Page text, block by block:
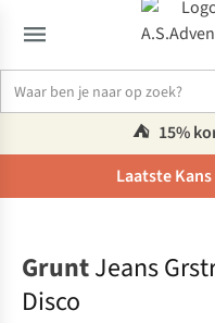
⛺️ 15%
Laatste
GruntJeans
Disco